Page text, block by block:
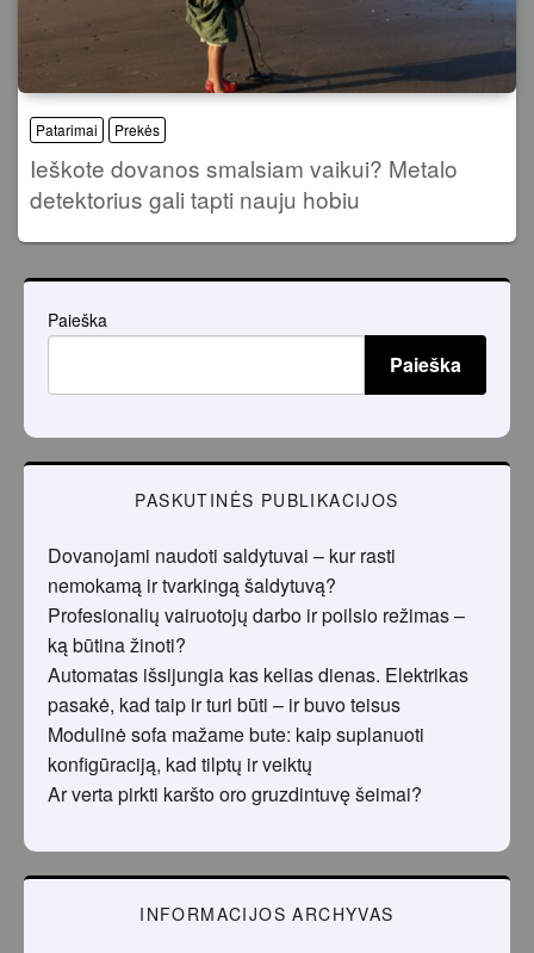
Patarimai Prekės
Ieškote dovanos smalsiam vaikui? Metalo
detektorius gali tapti nauju hobiu
Paieška
Paieška
PASKUTINĖS PUBLIKACIJOS
Dovanojami naudoti saldytuvai – kur rasti
nemokamą ir tvarkingą šaldytuvą?
Profesionalių vairuotojų darbo ir poilsio režimas –
ką būtina žinoti?
Automatas išsijungia kas kelias dienas. Elektrikas
pasakė, kad taip ir turi būti – ir buvo teisus
Modulinė sofa mažame bute: kaip suplanuoti
konfigūraciją, kad tilptų ir veiktų
Ar verta pirkti karšto oro gruzdintuvę šeimai?
INFORMACIJOS ARCHYVAS